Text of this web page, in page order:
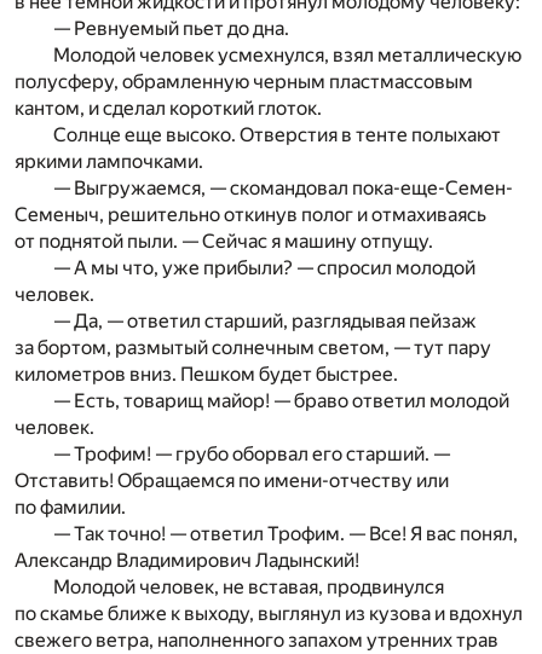
— Ревнуемый пьет до дна.
Молодой человек усмехнулся, взял металлическую
полусферу, обрамленную черным пластмассовым
кантом, и сделал короткий глоток.
Солнце еще высоко. Отверстия в тенте полыхают
яркими лампочками.
— Выгружаемся, — скомандовал пока-еще-Семен-
Семеныч, решительно откинув полог и отмахиваясь
от поднятой пыли. — Сейчас я машину отпущу.
— А мы что, уже прибыли? — спросил молодой
человек.
— Да, — ответил старший, разглядывая пейзаж
за бортом, размытый солнечным светом, — тут пару
километров вниз. Пешком будет быстрее.
— Есть, товарищ майор! — браво ответил молодой
человек.
— Трофим! — грубо оборвал его старший. —
Отставить! Обращаемся по имени-отчеству или
по фамилии.
— Так точно! — ответил Трофим. — Все! Я вас понял,
Александр Владимирович Ладынский!
Молодой человек, не вставая, продвинулся
по скамье ближе к выходу, выглянул из кузова и вдохнул
свежего ветра, наполненного запахом утренних трав